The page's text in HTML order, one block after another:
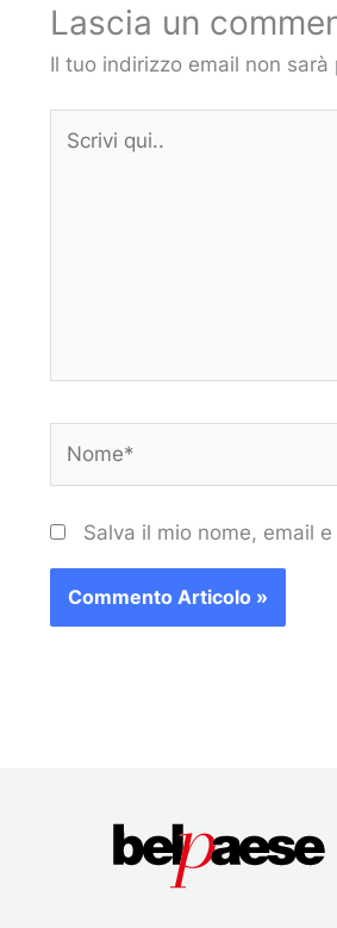
Lascia un
Il tuo indirizzo email non sarà
qui..
Salva il mio nome, email